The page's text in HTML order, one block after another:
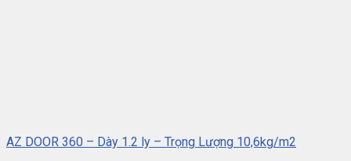
AZ DOOR 360 – Dày 1.2 ly – Trọng Lượng 10,6kg/m2